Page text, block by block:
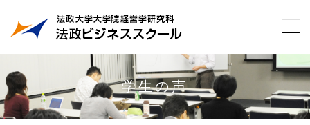
学生の声